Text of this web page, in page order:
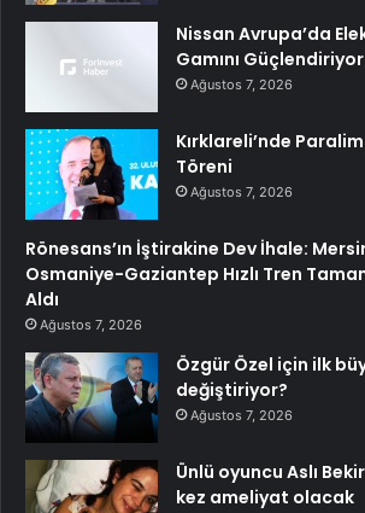
Nissan Avrupa’da
Gamını Güçlendiriyor
Ağustos 7, 2026
Kırklareli’nde
Töreni
Ağustos 7, 2026
Rönesans’ın İştirakine Dev İhale:
Osmaniye-Gaziantep Hızlı Tren
Aldı
Ağustos 7, 2026
Özgür Özel için ilk
değiştiriyor?
Ağustos 7, 2026
Ünlü oyuncu Aslı
kez ameliyat olacak